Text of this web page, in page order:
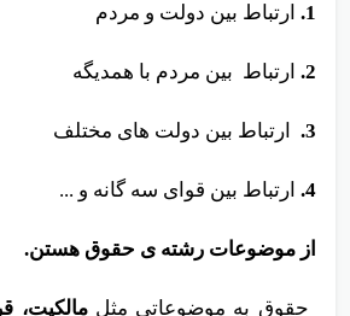
منظور از این ارتباط،ارتباطاتی
1. ارتباط بین دولت و مردم
2. ارتباط بین مردم با همدیگه
3. ارتباط بین دولت های مختلف
4. ارتباط بین قوای سه گانه و ...
از موضوعات رشته ی حقوق هستن